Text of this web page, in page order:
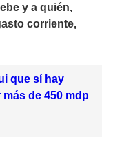
y a quién,
corriente,
que sí hay
de 450 mdp